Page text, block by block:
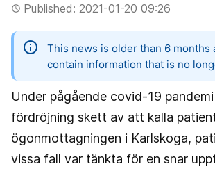
access_timePublished: 2021-01-20 09:26
information
This news is older than 6 months
contain information that is no
Under pågående covid-19
fördröjning skett av att kalla
ögonmottagningen i Karlskoga,
vissa fall var tänkta för en snar